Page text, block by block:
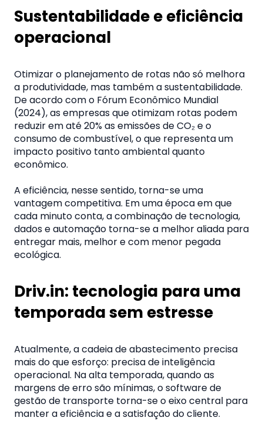
Sustentabilidade e eficiência
operacional
Otimizar o planejamento de rotas não só melhora
a produtividade, mas também a sustentabilidade.
De acordo com o Fórum Econômico Mundial
(2024), as empresas que otimizam rotas podem
reduzir em até 20% as emissões de CO₂ e o
consumo de combustível, o que representa um
impacto positivo tanto ambiental quanto
econômico.
A eficiência, nesse sentido, torna-se uma
vantagem competitiva. Em uma época em que
cada minuto conta, a combinação de tecnologia,
dados e automação torna-se a melhor aliada para
entregar mais, melhor e com menor pegada
ecológica.
Driv.in: tecnologia para uma
temporada sem estresse
Atualmente, a cadeia de abastecimento precisa
mais do que esforço: precisa de inteligência
operacional. Na alta temporada, quando as
margens de erro são mínimas, o software de
gestão de transporte torna-se o eixo central para
manter a eficiência e a satisfação do cliente.